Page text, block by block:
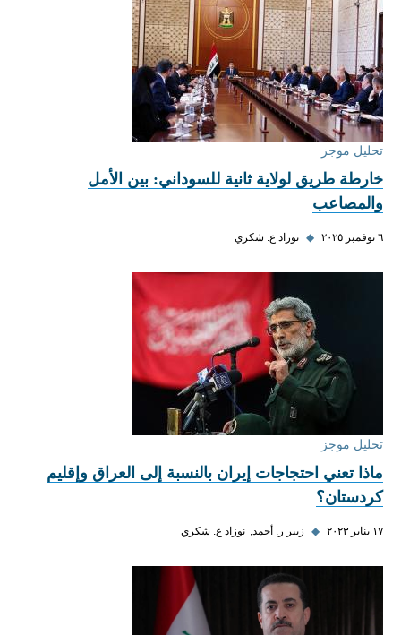
تحليل موجز
خارطة طريق لولاية ثانية للسوداني: بين الأمل
والمصاعب
٦ نوفمبر ٢٠٢٥ ◆ نوزاد ع. شكري
تحليل موجز
ماذا تعني احتجاجات إيران بالنسبة إلى العراق وإقليم
كردستان؟
١٧ يناير ٢٠٢٣ ◆ زبير ر. أحمد نوزاد ع. شكري